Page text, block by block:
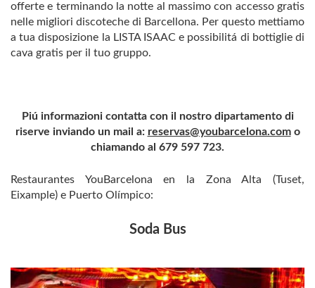
offerte e terminando la notte al massimo con accesso gratis
nelle migliori discoteche di Barcellona. Per questo mettiamo
a tua disposizione la LISTA ISAAC e possibilitá di bottiglie di
cava gratis per il tuo gruppo.
Piú informazioni contatta con il nostro dipartamento di
riserve inviando un mail a: reservas@youbarcelona.como
chiamando al 679 597 723.
Restaurantes YouBarcelona en la Zona Alta (Tuset,
Eixample) e Puerto Olímpico:
Soda Bus